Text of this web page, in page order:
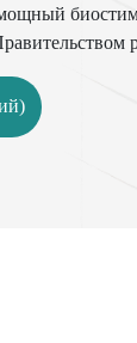
отрасли
было